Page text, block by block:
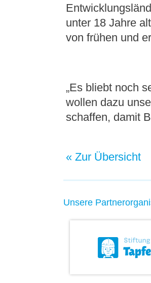
unter 18 Jahre
von frühen und
„Es bliebt noch
wollen dazu
schaffen, damit
« Zur Übersicht
Unsere